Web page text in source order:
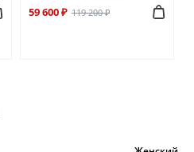
59 600 ₽ 119 200 ₽